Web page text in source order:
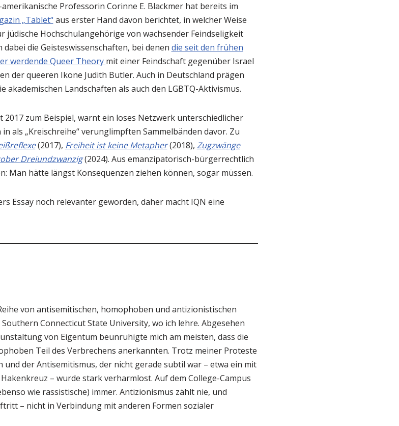
amerikanische Professorin Corinne E. Blackmer hat bereits im
„Tablet“aus erster Hand davon berichtet, in welcher Weise
jüdische Hochschulangehörige von wachsender Feindseligkeit
die Geisteswissenschaften, bei denen die seit den frühen
werdende Queer Theory mit einer Feindschaft gegenüber Israel
der queeren Ikone Judith Butler. Auch in Deutschland prägen
akademischen Landschaften als auch den LGBTQ-Aktivismus.
2017 zum Beispiel, warnt ein loses Netzwerk unterschiedlicher
als „Kreischreihe“ verunglimpften Sammelbänden davor. Zu
(2017), Freiheit ist keine Metapher(2018), Zugzwänge
Dreiundzwanzig(2024). Aus emanzipatorisch-bürgerrechtlich
Man hätte längst Konsequenzen ziehen können, sogar müssen.
Essay noch relevanter geworden, daher macht IQN eine
von antisemitischen, homophoben und antizionistischen
Connecticut State University, wo ich lehre. Abgesehen
von Eigentum beunruhigte mich am meisten, dass die
Teil des Verbrechens anerkannten. Trotz meiner Proteste
der Antisemitismus, der nicht gerade subtil war – etwa ein mit
– wurde stark verharmlost. Auf dem College-Campus
wie rassistische) immer. Antizionismus zählt nie, und
– nicht in Verbindung mit anderen Formen sozialer